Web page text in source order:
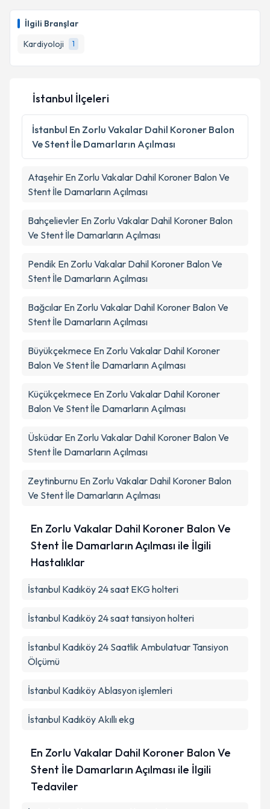
İlgili Branşlar
Kardiyoloji
1
İstanbul İlçeleri
İstanbul En Zorlu Vakalar Dahil Koroner Balon
Ve Stent İle Damarların Açılması
Ataşehir En Zorlu Vakalar Dahil Koroner Balon Ve
Stent İle Damarların Açılması
Bahçelievler En Zorlu Vakalar Dahil Koroner Balon
Ve Stent İle Damarların Açılması
Pendik En Zorlu Vakalar Dahil Koroner Balon Ve
Stent İle Damarların Açılması
Bağcılar En Zorlu Vakalar Dahil Koroner Balon Ve
Stent İle Damarların Açılması
Büyükçekmece En Zorlu Vakalar Dahil Koroner
Balon Ve Stent İle Damarların Açılması
Küçükçekmece En Zorlu Vakalar Dahil Koroner
Balon Ve Stent İle Damarların Açılması
Üsküdar En Zorlu Vakalar Dahil Koroner Balon Ve
Stent İle Damarların Açılması
Zeytinburnu En Zorlu Vakalar Dahil Koroner Balon
Ve Stent İle Damarların Açılması
En Zorlu Vakalar Dahil Koroner Balon Ve
Stent İle Damarların Açılması ile İlgili
Hastalıklar
İstanbul Kadıköy 24 saat EKG holteri
İstanbul Kadıköy 24 saat tansiyon holteri
İstanbul Kadıköy 24 Saatlik Ambulatuar Tansiyon
Ölçümü
İstanbul Kadıköy Ablasyon işlemleri
İstanbul Kadıköy Akıllı ekg
En Zorlu Vakalar Dahil Koroner Balon Ve
Stent İle Damarların Açılması ile İlgili
Tedaviler